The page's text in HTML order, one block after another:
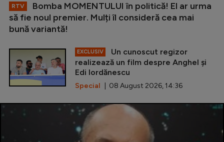
RTV
Bomba MOMENTULUI în politică! El ar urma
să fie noul premier. Mulți îl consideră cea mai
bună variantă!
EXCLUSIV
Un cunoscut regizor
realizează un film despre Anghel și
Edi Iordănescu
Special | 08 August 2026, 14:36